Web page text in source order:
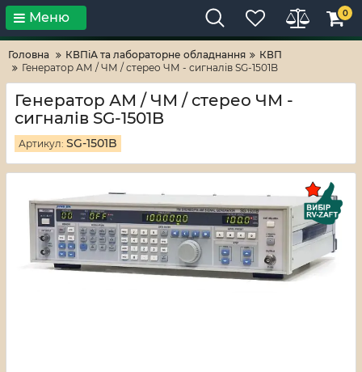
Тільки високі технології! RV-ZAFT
Меню 0
Головна КВПіА та лабораторне обладнання
КВП
Генератор АМ / ЧМ / стерео ЧМ - сигналів SG-1501B
Генератор АМ / ЧМ / стерео ЧМ -
сигналів SG-1501B
Артикул: SG-1501B